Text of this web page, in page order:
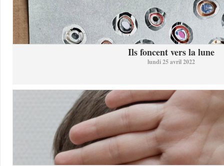
Ils foncent vers la lune
lundi 25 avril 2022